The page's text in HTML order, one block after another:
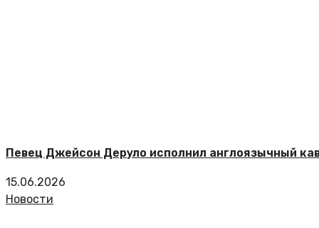
Певец Джейсон Деруло исполнил англоязычный
15.06.2026
Новости